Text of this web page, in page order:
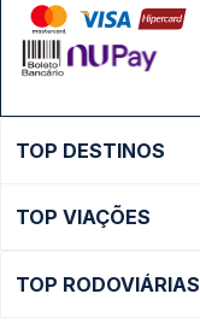
TOP DESTINOS
Ônibus São Paulo
TOP VIAÇÕES
TOP RODOVIÁRIAS